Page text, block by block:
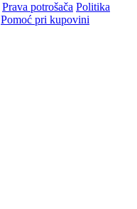
Prava potrošača Politika
Pomoć pri kupovini